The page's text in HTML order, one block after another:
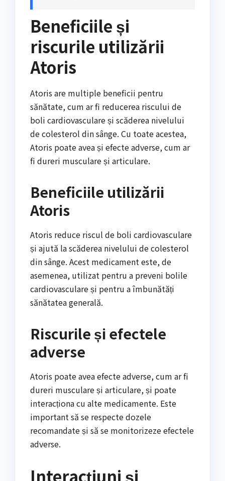
Beneficiile și
riscurile utilizării
Atoris
Atoris are multiple beneficii pentru
sănătate, cum ar fi reducerea riscului de
boli cardiovasculare și scăderea nivelului
de colesterol din sânge. Cu toate acestea,
Atoris poate avea și efecte adverse, cum ar
fi dureri musculare și articulare.
Beneficiile utilizării
Atoris
Atoris reduce riscul de boli cardiovasculare
și ajută la scăderea nivelului de colesterol
din sânge. Acest medicament este, de
asemenea, utilizat pentru a preveni bolile
cardiovasculare și pentru a îmbunătăți
sănătatea generală.
Riscurile și efectele
adverse
Atoris poate avea efecte adverse, cum ar fi
dureri musculare și articulare, și poate
interacționa cu alte medicamente. Este
important să se respecte dozele
recomandate și să se monitorizeze efectele
adverse.
Interacțiuni și